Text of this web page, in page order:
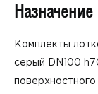
Комплекты
серый DN100